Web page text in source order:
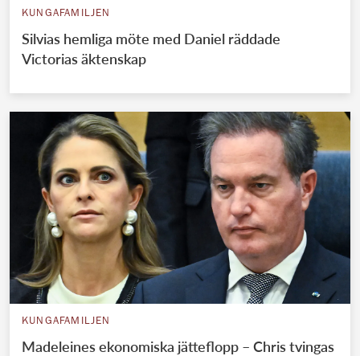
KUNGAFAMILJEN
Silvias hemliga möte med Daniel räddade
Victorias äktenskap
KUNGAFAMILJEN
Madeleines ekonomiska jätteflopp – Chris tvingas